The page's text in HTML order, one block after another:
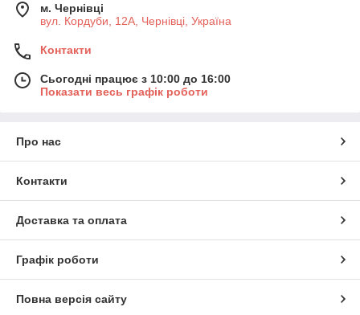
м. Чернівці
вул. Кордуби, 12А, Чернівці, Україна
Контакти
Сьогодні працює з 10:00 до 16:00
Показати весь графік роботи
Про нас
Контакти
Доставка та оплата
Графік роботи
Повна версія сайту